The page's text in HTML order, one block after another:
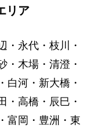
リア
・永代・枝川・
・木場・清澄・
白河・新大橋・
・高橋・辰巳・
富岡・豊洲・東